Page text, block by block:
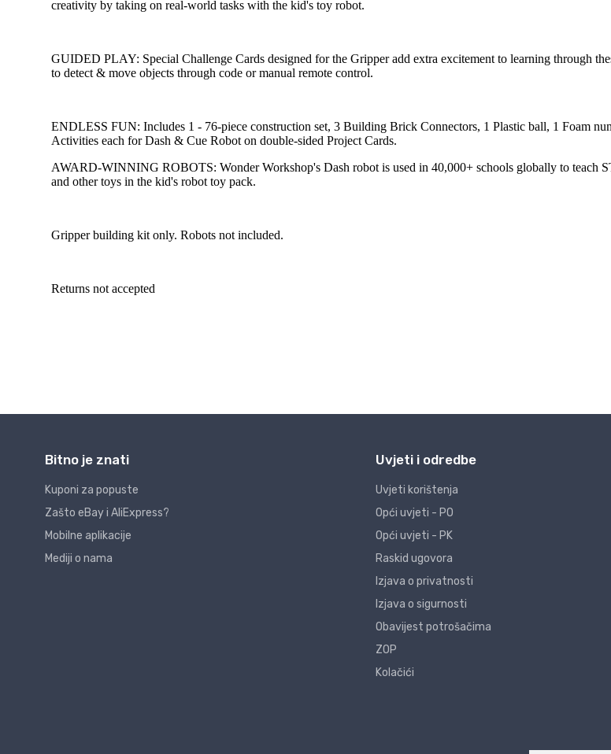
Bitno je znati
Kuponi za popuste
Zašto eBay i AliExpress?
Mobilne aplikacije
Mediji o nama
Uvjeti i odredbe
Uvjeti korištenja
Opći uvjeti - PO
Opći uvjeti - PK
Raskid ugovora
Izjava o privatnosti
Izjava o sigurnosti
Obavijest potrošačima
ZOP
Kolačići